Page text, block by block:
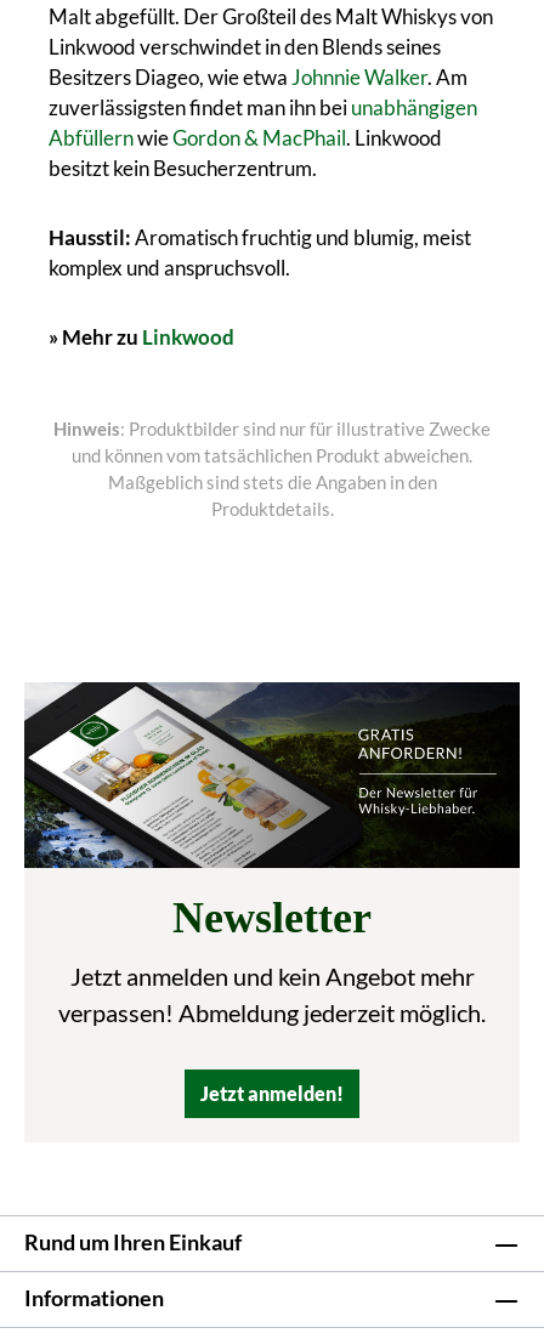
Malt abgefüllt. Der Großteil des Malt Whiskys von
Linkwood verschwindet in den Blends seines
Besitzers Diageo, wie etwa Johnnie Walker. Am
zuverlässigsten findet man ihn beiunabhängigen
AbfüllernwieGordon & MacPhail. Linkwood
besitzt kein Besucherzentrum.
Hausstil:Aromatisch fruchtig und blumig, meist
komplex und anspruchsvoll.
» Mehr zu Linkwood
Hinweis: Produktbilder sind nur für illustrative Zwecke
und können vom tatsächlichen Produkt abweichen.
Maßgeblich sind stets die Angaben in den
Produktdetails.
Newsletter
Jetzt anmelden und kein Angebot mehr
verpassen! Abmeldung jederzeit möglich.
Jetzt anmelden!
Rund um Ihren Einkauf
Informationen